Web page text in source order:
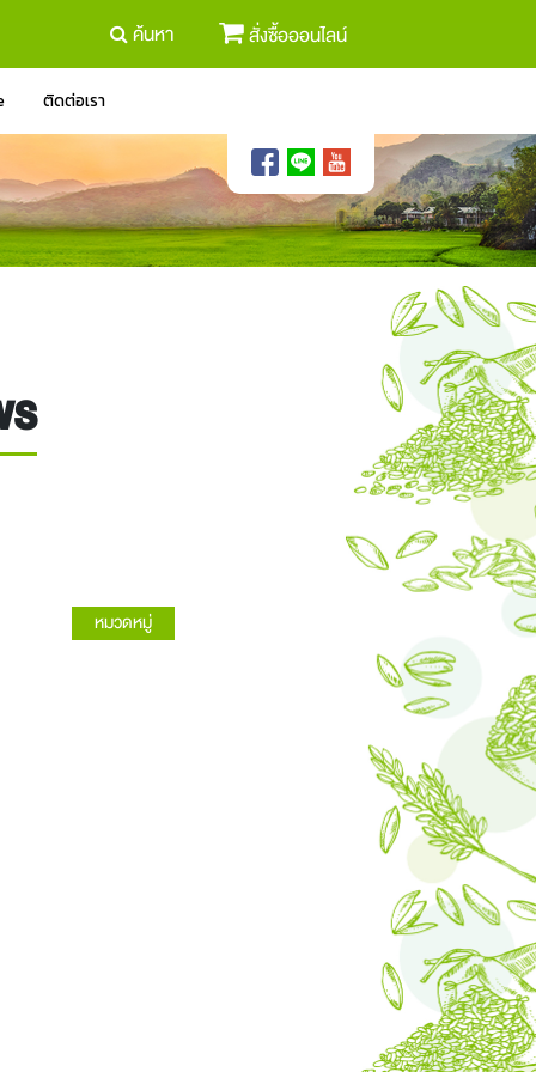
ค้นหา สั่งซื้อออนไลน์
ติดต่อเรา
หมวดหมู่